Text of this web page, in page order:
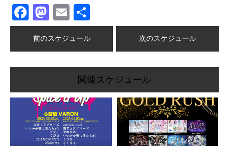
Facebook
Mastodon
Email
有
前のスケジュール 次のスケジュール
関連スケジュール